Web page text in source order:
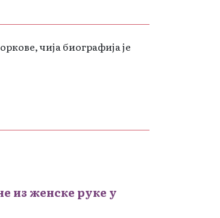
чија биографија је
из женске руке у